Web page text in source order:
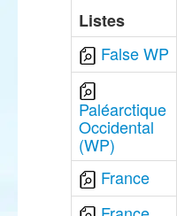
Listes
False WP
Paléarctique
Occidental
(WP)
France